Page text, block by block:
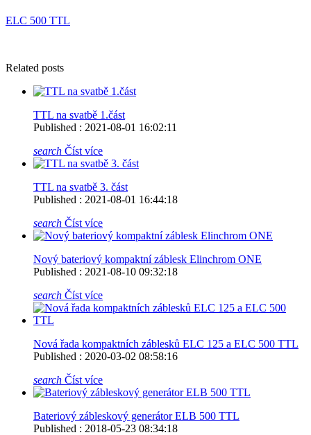
ELC 500 TTL
Related posts
TTL na svatbě 1.část
Published : 2021-08-01 16:02:11
search Číst více
TTL na svatbě 3. část
Published : 2021-08-01 16:44:18
search Číst více
Nový bateriový kompaktní záblesk Elinchrom ONE
Published : 2021-08-10 09:32:18
search Číst více
Nová řada kompaktních záblesků ELC 125 a ELC 500 TTL
Published : 2020-03-02 08:58:16
search Číst více
Bateriový zábleskový generátor ELB 500 TTL
Published : 2018-05-23 08:34:18